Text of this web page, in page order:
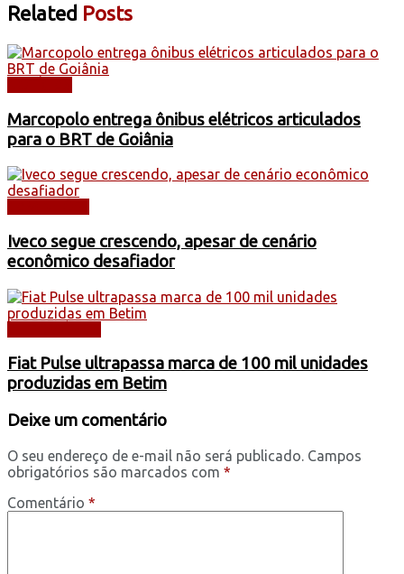
Related Posts
Marcopolo entrega ônibus elétricos articulados
para o BRT de Goiânia
Iveco segue crescendo, apesar de cenário
econômico desafiador
Fiat Pulse ultrapassa marca de 100 mil unidades
produzidas em Betim
Deixe um comentário
O seu endereço de e-mail não será publicado. Campos
obrigatórios são marcados com *
Comentário *